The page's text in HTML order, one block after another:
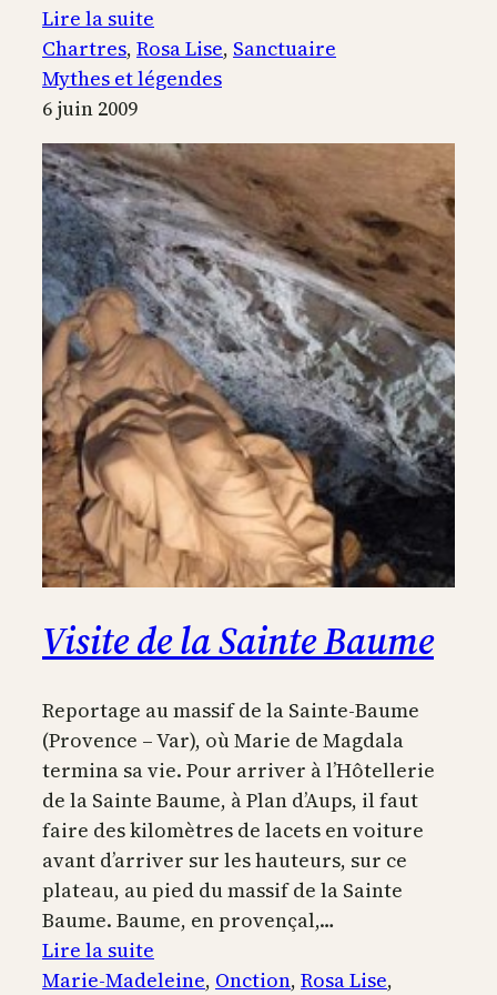
Lire la suite
Visite
de
cathédrale
de
Chartres
Chartres, Rosa Lise, Sanctuaire
Mythes et légendes
6 juin 2009
Visite de la Sainte Baume
Reportage au massif de la Sainte-Baume
(Provence – Var), où Marie de Magdala
termina sa vie. Pour arriver à l’Hôtellerie
de la Sainte Baume, à Plan d’Aups, il faut
faire des kilomètres de lacets en voiture
avant d’arriver sur les hauteurs, sur ce
plateau, au pied du massif de la Sainte
Baume. Baume, en provençal,…
Lire la suite
Visite
Marie-Madeleine, Onction, Rosa Lise